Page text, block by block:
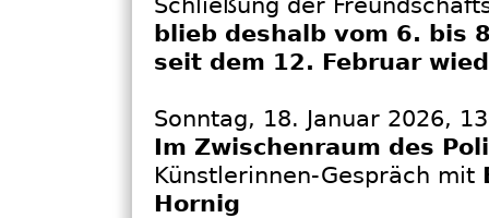
blieb deshalb vom 6. bis
seit dem 12. Februar
Sonntag, 18. Januar 2026,
Im Zwischenraum des
Künstlerinnen-Gespräch mit
Hornig